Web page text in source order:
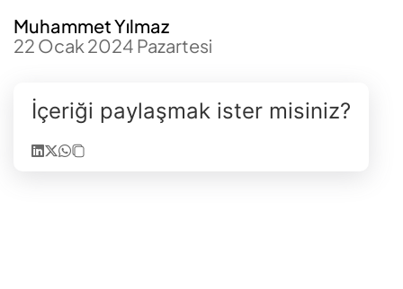
Muhammet Yılmaz
22 Ocak 2024 Pazartesi
İçeriği paylaşmak ister misiniz?